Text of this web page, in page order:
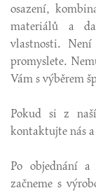
osazení,
materiálů a
vlastnosti.
promyslete.
Vám s výběrem
Pokud si z
kontaktujte nás
Po objednání a
začneme s